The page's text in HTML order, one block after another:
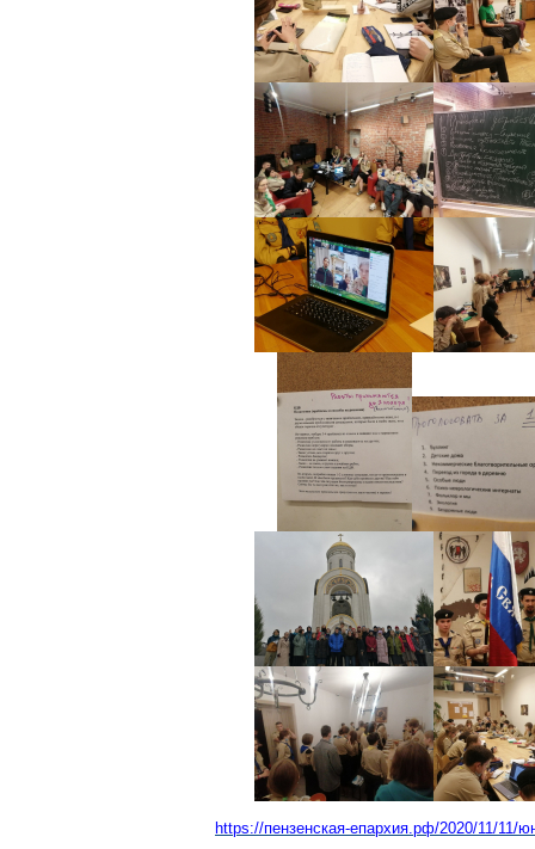
https://пензенская-епархия.рф/2020/11/11/